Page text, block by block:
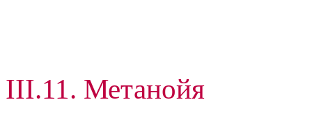
III.11. Метанойя